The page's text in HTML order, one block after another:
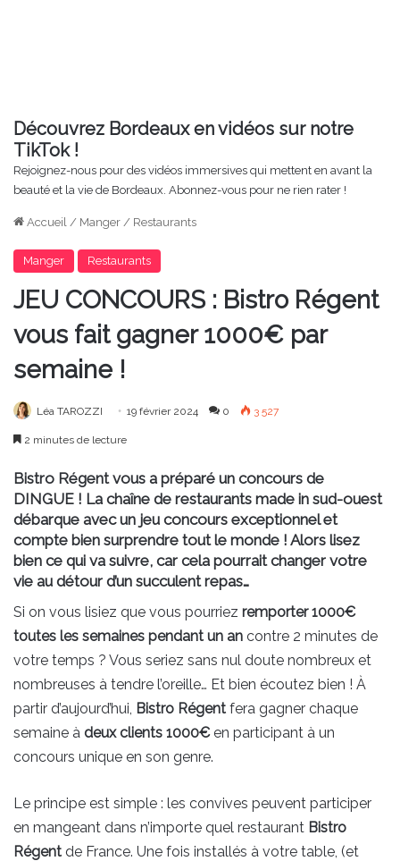
Découvrez Bordeaux en vidéos sur notre
TikTok !
Rejoignez-nous pour des vidéos immersives qui mettent en avant la
beauté et la vie de Bordeaux. Abonnez-vous pour ne rien rater !
Accueil / Manger / Restaurants
Manger Restaurants
JEU CONCOURS : Bistro Régent
vous fait gagner 1000€ par
semaine !
Léa TAROZZI 19 février 2024 0 3 527
2 minutes de lecture
Bistro Régent vous a préparé un concours de
DINGUE ! La chaîne de restaurants made in sud-ouest
débarque avec un jeu concours exceptionnel et
compte bien surprendre tout le monde ! Alors lisez
bien ce qui va suivre, car cela pourrait changer votre
vie au détour d’un succulent repas…
Si on vous lisiez que vous pourriez remporter 1000€
toutes les semaines pendant un an contre 2 minutes de
votre temps ? Vous seriez sans nul doute nombreux et
nombreuses à tendre l’oreille… Et bien écoutez bien ! À
partir d’aujourd’hui, Bistro Régent fera gagner chaque
semaine à deux clients 1000€en participant à un
concours unique en son genre.
Le principe est simple : les convives peuvent participer
en mangeant dans n’importe quel restaurant Bistro
Régent de France. Une fois installés à votre table, (et